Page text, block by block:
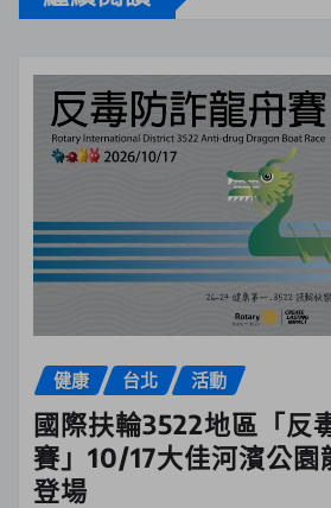
健康 台北 活動
國際扶輪3522地區「反
賽」10/17大佳河濱公園
登場